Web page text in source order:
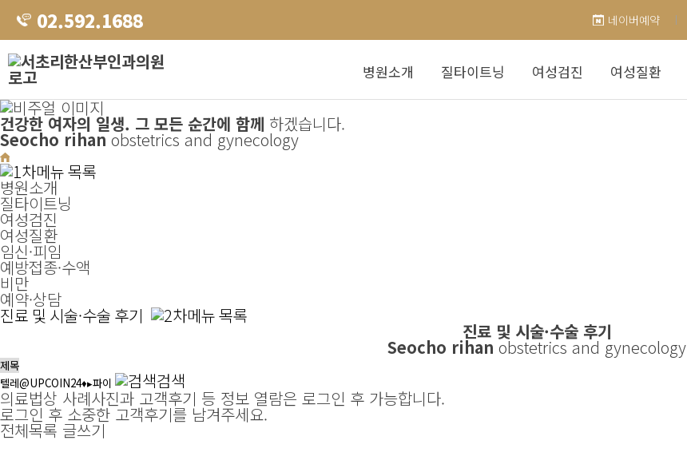
02.592.1688 네이버예약
병원소개 질타이트닝 여성검진 여성질환
건강한 여자의 일생. 그 모든 순간에 함께 하겠습니다.
Seocho rihanobstetrics and gynecology
병원소개
질타이트닝
여성검진
여성질환
임신·피임
예방접종·수액
비만
예약·상담
진료 및 시술·수술 후기
진료 및 시술·수술 후기
Seocho rihan obstetrics and gynecology
검색
의료법상 사례사진과 고객후기 등 정보 열람은 로그인 후 가능합니다.
로그인 후 소중한 고객후기를 남겨주세요.
전체목록 글쓰기